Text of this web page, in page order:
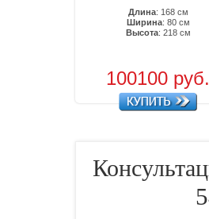
Длина: 168 см
Ширина: 80 см
Высота: 218 см
100100